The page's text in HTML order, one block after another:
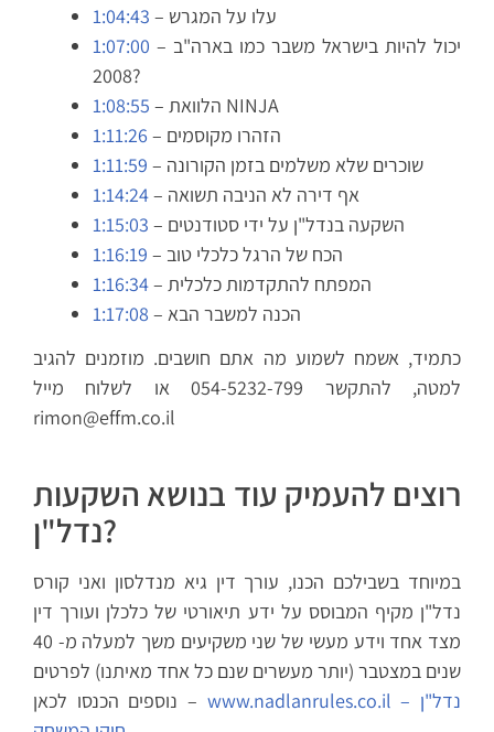
1:04:43
– עלו על המגרש
1:07:00 – יכול להיות בישראל משבר כמו בארה"ב
2008?
1:08:55
– הלוואת NINJA
1:11:26
– הזהרו מקוסמים
1:11:59
– שוכרים שלא משלמים בזמן הקורונה
1:14:24
– אף דירה לא הניבה תשואה
1:15:03
– השקעה בנדל"ן על ידי סטודנטים
1:16:19
– הכח של הרגל כלכלי טוב
1:16:34
– המפתח להתקדמות כלכלית
1:17:08
– הכנה למשבר הבא
כתמיד, אשמח לשמוע מה אתם חושבים. מוזמנים להגיב
למטה, להתקשר 054-5232-799 או לשלוח מייל
rimon@effm.co.il
רוצים להעמיק עוד בנושא השקעות
נדל"ן?
במיוחד בשבילכם הכנו, עורך דין גיא מנדלסון ואני קורס
נדל"ן מקיף המבוסס על ידע תיאורטי של כלכלן ועורך דין
מצד אחד וידע מעשי של שני משקיעים משך למעלה מ- 40
שנים במצטבר (יותר מעשרים שנם כל אחד מאיתנו) לפרטים
נוספים הכנסו לכאן – www.nadlanrules.co.il – נדל"ן